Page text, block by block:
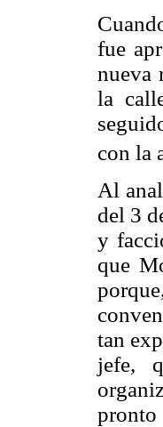
fue
nueva
la
con la
Al
del 3
y
que
tan
jefe,
pronto